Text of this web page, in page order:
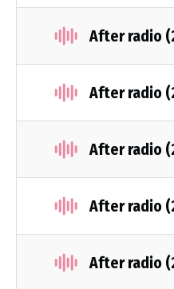
After radio
After radio
After radio
After radio
After radio